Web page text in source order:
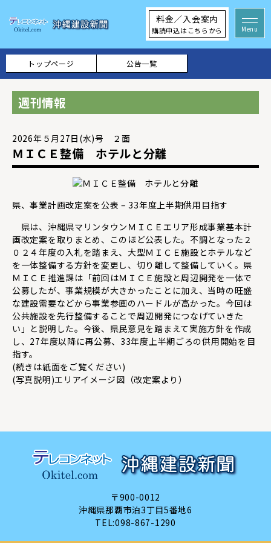
料金／入会案内
購読申込はこちらから
トップページ 公告一覧
週刊情報
2026年５月27日(水)号 ２面
ＭＩＣＥ整備 ホテルと分離
県、事業計画改定案を公表 – 33年度上半期供用目指す
県は、沖縄県マリンタウンＭＩＣＥエリア形成事業基本計
画改定案を取りまとめ、このほど公表した。不調となった２
０２４年度の入札を踏まえ、大型ＭＩＣＥ施設とホテルなど
を一体整備する方針を変更し、切り離して整備していく。県
ＭＩＣＥ推進課は「前回はＭＩＣＥ施設と周辺開発を一体で
公募したが、事業規模が大きかったことに加え、当時の旺盛
な建設需要などから事業参画のハードルが高かった。今回は
公共施設を先行整備することで周辺開発につなげていきた
い」と説明した。今後、県民意見を踏まえて実施方針を作成
し、27年度以降に再公募、33年度上半期ごろの供用開始を目
指す。
(続きは紙面をご覧ください)
(写真説明)エリアイメージ図（改定案より）
〒900-0012
沖縄県那覇市泊3丁目5番地6
TEL:098-867-1290